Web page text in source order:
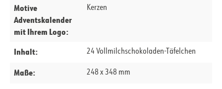
Motive
Adventskalender
mit Ihrem Logo:
Kerzen
Inhalt: 24 Vollmilchschokoladen-Täfelchen
Maße: 248 x 348 mm